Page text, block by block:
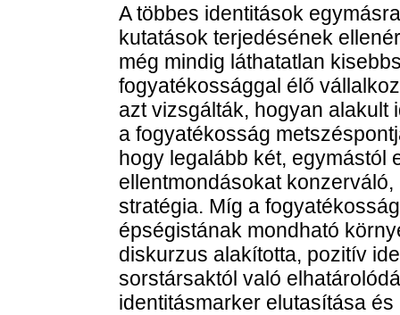
A többes identitások
kutatások terjedésének
még mindig láthatatlan
fogyatékossággal élő
azt vizsgálták, hogyan
a fogyatékosság
hogy legalább két, egymástól
ellentmondásokat
stratégia. Míg a
épségistának mondható
diskurzus alakította, pozitív
sorstársaktól való
identitásmarker elutasítása